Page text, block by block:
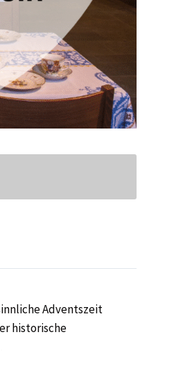
Adventszeit
historische